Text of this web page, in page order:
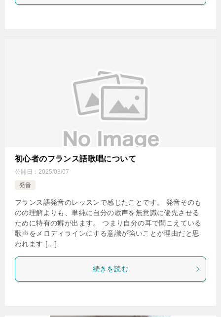
初心者のフランス語歌唱について
公開日： 2025/03/07
発音
フランス語発音のレッスンで感じたことです。 発音そのも
のの理解よりも、単純に自分の歌声を無意識に優先させる
ために特有の癖が出ます。 つまり自分の耳で聞こえている
歌声をメロディラインにする意識が強いことが理由だと思
われます […]
続きを読む